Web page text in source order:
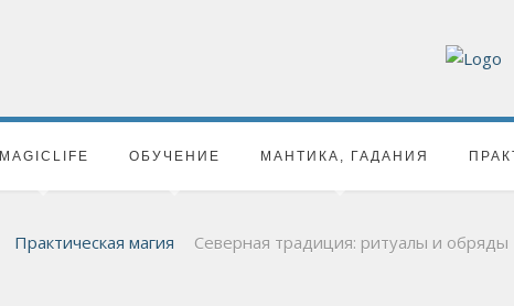
MAGICLIFE ОБУЧЕНИЕ МАНТИКА, ГАДАНИЯ
Практическая магия Северная традиция: ритуалы и обряды